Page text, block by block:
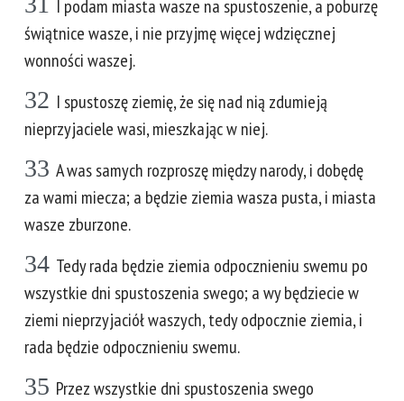
I podam miasta wasze na spustoszenie, a poburzę
świątnice wasze, i nie przyjmę więcej wdzięcznej
wonności waszej.
32 I spustoszę ziemię, że się nad nią zdumieją
nieprzyjaciele wasi, mieszkając w niej.
33 A was samych rozproszę między narody, i dobędę
za wami miecza; a będzie ziemia wasza pusta, i miasta
wasze zburzone.
34 Tedy rada będzie ziemia odpocznieniu swemu po
wszystkie dni spustoszenia swego; a wy będziecie w
ziemi nieprzyjaciół waszych, tedy odpocznie ziemia, i
rada będzie odpocznieniu swemu.
35 Przez wszystkie dni spustoszenia swego